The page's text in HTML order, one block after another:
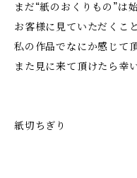
まだ“紙のおくりもの”は
お客様に見ていただくこ
私の作品でなにか感じて
また見に来て頂けたら幸
紙切ちぎり